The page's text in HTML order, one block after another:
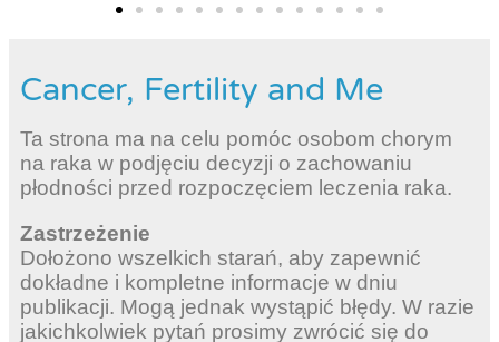
Cancer, Fertility and Me
Ta strona ma na celu pomóc osobom chorym
na raka w podjęciu decyzji o zachowaniu
płodności przed rozpoczęciem leczenia raka.
Zastrzeżenie
Dołożono wszelkich starań, aby zapewnić
dokładne i kompletne informacje w dniu
publikacji. Mogą jednak wystąpić błędy. W razie
jakichkolwiek pytań prosimy zwrócić się do